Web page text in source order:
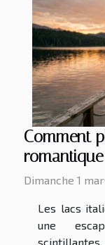
Comment
Dimanche 1
Les lacs
une
scintillantes,